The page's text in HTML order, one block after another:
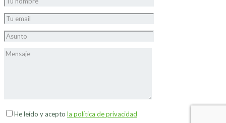
He leído y acepto la política de privacidad